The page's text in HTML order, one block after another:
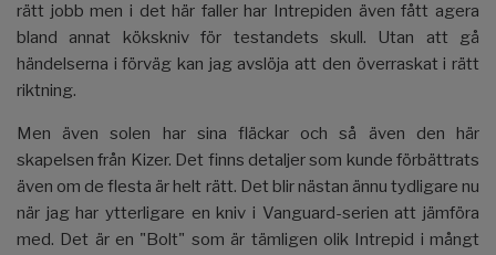
rätt jobb men i det här faller har Intrepiden även fått agera
bland annat kökskniv för testandets skull. Utan att gå
händelserna i förväg kan jag avslöja att den överraskat i rätt
riktning.
Men även solen har sina fläckar och så även den här
skapelsen från Kizer. Det finns detaljer som kunde förbättrats
även om de flesta är helt rätt. Det blir nästan ännu tydligare nu
när jag har ytterligare en kniv i Vanguard-serien att jämföra
med. Det är en "Bolt" som är tämligen olik Intrepid i mångt